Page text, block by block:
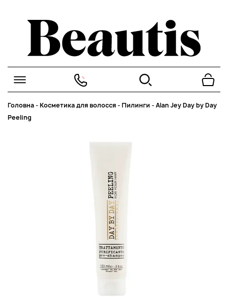
Головна-Косметика для волосся-Пилинги -Alan Jey Day by Day
Peeling